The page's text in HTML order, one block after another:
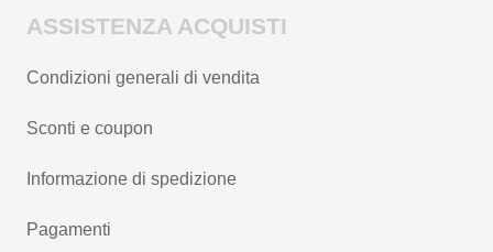
ASSISTENZA ACQUISTI
Condizioni generali di vendita
Sconti e coupon
Informazione di spedizione
Pagamenti